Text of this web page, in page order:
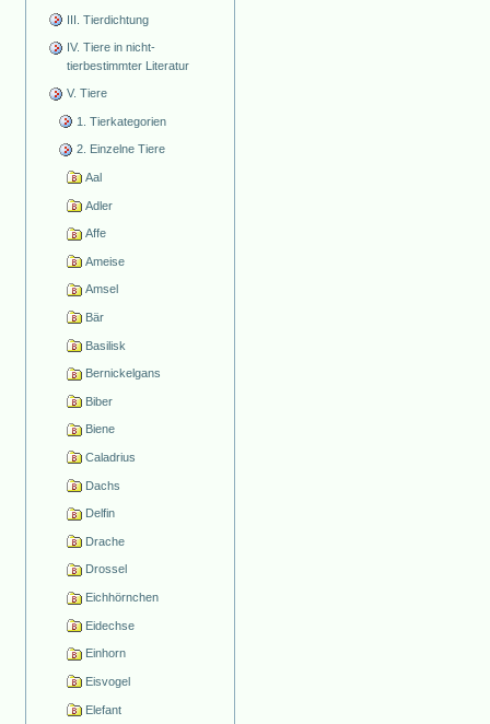
III. Tierdichtung
IV. Tiere in nicht-
tierbestimmter Literatur
V. Tiere
1. Tierkategorien
2. Einzelne Tiere
Aal
Adler
Affe
Ameise
Amsel
Bär
Basilisk
Bernickelgans
Biber
Biene
Caladrius
Dachs
Delfin
Drache
Drossel
Eichhörnchen
Eidechse
Einhorn
Eisvogel
Elefant